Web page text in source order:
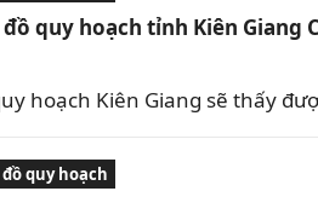
đồ quy hoạch tỉnh Kiên Giang
hoạch Kiên Giang sẽ thấy
quy hoạch